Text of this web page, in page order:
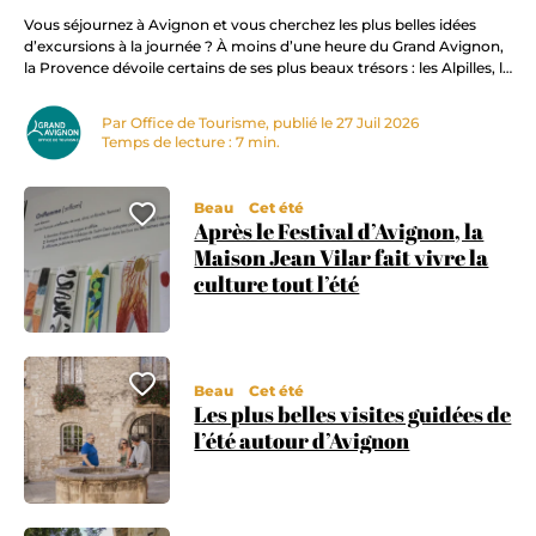
Vous séjournez à Avignon et vous cherchez les plus belles idées
d’excursions à la journée ? À moins d’une heure du Grand Avignon,
la Provence dévoile certains de ses plus beaux trésors : les Alpilles, le
même sans voiture, ces destinations offrent un concentré…
Par Office de Tourisme, publié le 27 Juil 2026
Temps de lecture : 7 min.
Après le Festival d’Avignon, la
Maison Jean Vilar fait vivre la
culture tout l’été
Beau Cet été
Ajouter cette page au carnet
Les plus belles visites guidées de
l’été autour d’Avignon
Beau Cet été
Ajouter cette page au carnet